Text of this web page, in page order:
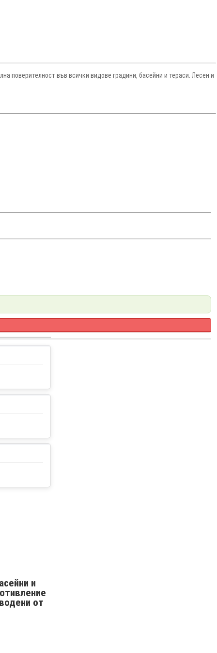
поверителност във всички видове градини, басейни и тераси. Лесен и
и
от